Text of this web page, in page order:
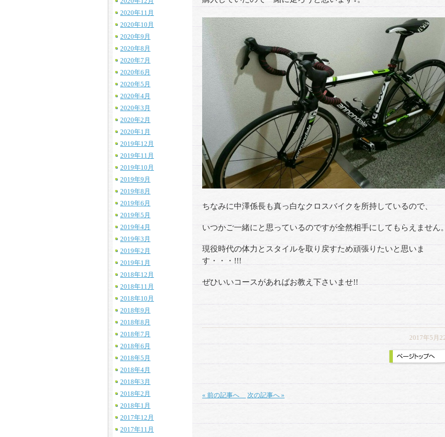
2020年11月
2020年10月
2020年9月
2020年8月
2020年7月
2020年6月
2020年5月
2020年4月
2020年3月
2020年2月
2020年1月
2019年12月
2019年11月
2019年10月
2019年9月
2019年8月
2019年6月
2019年5月
2019年4月
2019年3月
2019年2月
2019年1月
2018年12月
2018年11月
2018年10月
2018年9月
2018年8月
2018年7月
2018年6月
2018年5月
2018年4月
2018年3月
2018年2月
2018年1月
2017年12月
2017年11月
ちなみに中澤係長も真っ白なクロスバイクを所持しているので、
いつかご一緒にと思っているのですが全然相手にしてもらえません
現役時代の体力とスタイルを取り戻すため頑張りたいと思いま
す・・・!!!
ぜひいいコースがあればお教え下さいませ!!
2017年5月
« 前の記事へ 次の記事へ »